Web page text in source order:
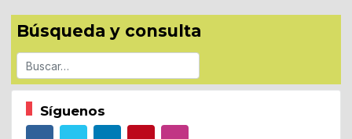
Búsqueda y consulta
Buscar
Síguenos